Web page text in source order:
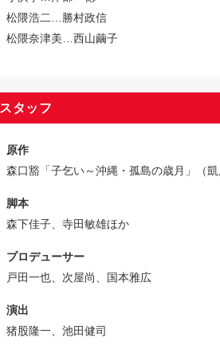
松隈浩二…勝村政信
松隈奈津美…西山繭子
スタッフ
原作
森口豁「子乞い～沖縄・孤島の歳月」（
脚本
森下佳子、寺田敏雄ほか
プロデューサー
戸田一也、次屋尚、国本雅広
演出
猪股隆一、池田健司